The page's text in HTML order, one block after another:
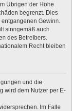
Übrigen der Höhe
begrenzt. Dies
Gewinn.
sinngemäß auch
des Betreibers.
Recht bleiben
und die
wird dem Nutzer per E-
Im Falle